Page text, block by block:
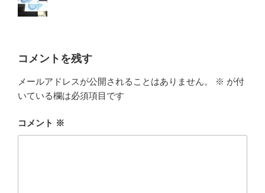
コメントを残す
メールアドレスが公開されることはありません。 ※ が付
いている欄は必須項目です
コメント ※